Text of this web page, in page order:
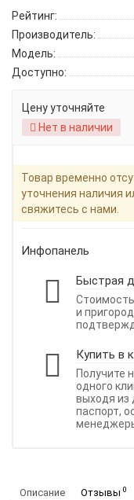
Рейтинг:
Производитель:
Модель:
Доступно:
Цену уточняйте
Нет в наличии
Товар временно
уточнения наличия
свяжитесь с нами.
Инфопанель
Быстрая
и
Купить в
Получите
одного
выходя из
паспорт,
Описание Отзывы 0